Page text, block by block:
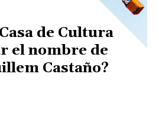
de Cultura
el nombre de
Castaño?